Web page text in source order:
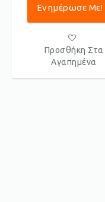
Ενημέρωσε Με!
Προσθήκη Στα
Αγαπημένα